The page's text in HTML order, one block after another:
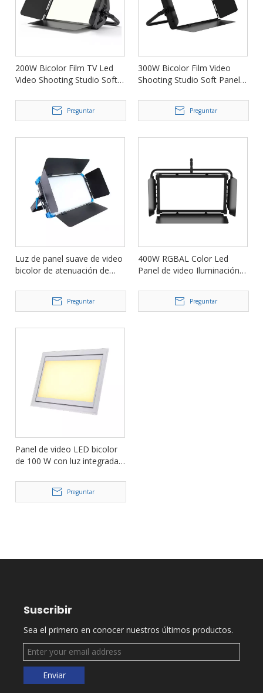
200W Bicolor Film TV Led
Video Shooting Studio Soft
Preguntar
300W Bicolor Film Video
Shooting Studio Soft Panel
Preguntar
Luz de panel suave de video
bicolor de atenuación de
Preguntar
400W RGBAL Color Led
Panel de video Iluminación
FD-VC400
Preguntar
Panel de video LED bicolor
de 100 W con luz integrada
conferencia FD-VE100
Preguntar
Suscribir
Sea el primero en conocer nuestros últimos productos.
Enviar